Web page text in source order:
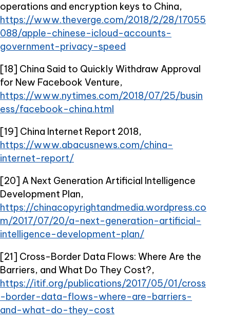
operations and encryption keys to China,
https://www.theverge.com/2018/2/28/17055
088/apple-chinese-icloud-accounts-
government-privacy-speed
[18] China Said to Quickly Withdraw Approval
for New Facebook Venture,
https://www.nytimes.com/2018/07/25/busin
ess/facebook-china.html
[19] China Internet Report 2018,
https://www.abacusnews.com/china-
internet-report/
[20] A Next Generation Artificial Intelligence
Development Plan,
https://chinacopyrightandmedia.wordpress.co
m/2017/07/20/a-next-generation-artificial-
intelligence-development-plan/
[21] Cross-Border Data Flows: Where Are the
Barriers, and What Do They Cost?,
https://itif.org/publications/2017/05/01/cross
-border-data-flows-where-are-barriers-
and-what-do-they-cost